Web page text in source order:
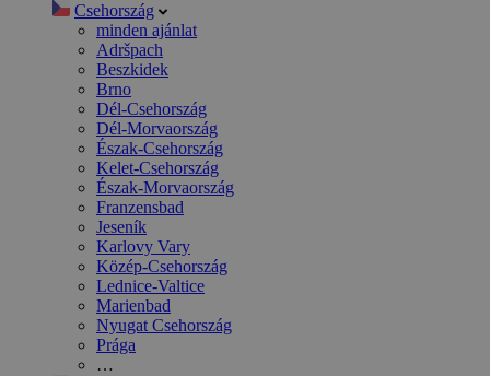
Csehország
minden ajánlat
Adršpach
Beszkidek
Brno
Dél-Csehország
Dél-Morvaország
Észak-Csehország
Kelet-Csehország
Észak-Morvaország
Franzensbad
Jeseník
Karlovy Vary
Közép-Csehország
Lednice-Valtice
Marienbad
Nyugat Csehország
Prága
…